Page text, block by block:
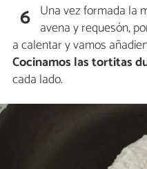
6 Una vez formada la
avena y requesón,
a calentar y vamos
Cocinamos las tortitas
cada lado.